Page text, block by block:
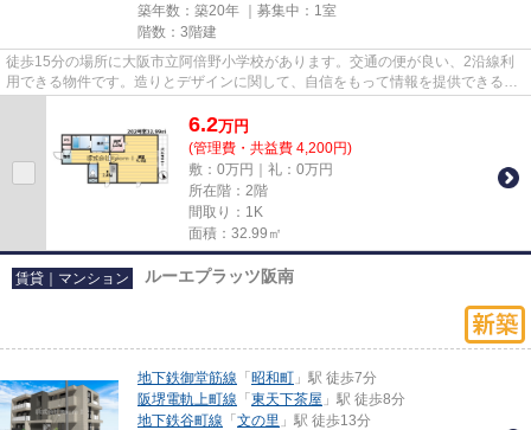
築年数：築20年 ｜募集中： 1室
階数：3階建
徒歩15分の場所に大阪市立阿倍野小学校があります。交通の便が良い、2沿線利
用できる物件です。造りとデザインに関して、自信をもって情報を提供できるマ
6.2万円
(管理費・共益費 4,200円)
敷：0万円｜礼：0万円
所在階：2階
間取り：1K
面積：32.99㎡
賃貸｜マンション ルーエプラッツ阪南
地下鉄御堂筋線 「 昭和町 」駅 徒歩7分
阪堺電軌上町線 「 東天下茶屋 」駅 徒歩8分
地下鉄谷町線 「 文の里 」駅 徒歩13分